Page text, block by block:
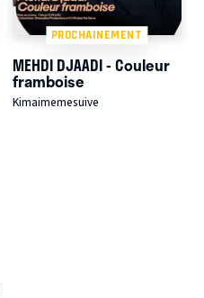
PROCHAINEMENT
MEHDI DJAADI - Couleur
framboise
Kimaimemesuive